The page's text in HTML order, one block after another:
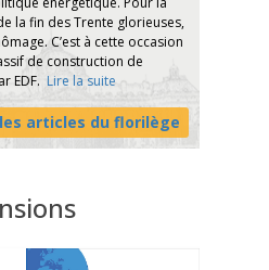
la fin des Trente glorieuses,
C’est à cette occasion
de construction de
EDF. Lire la suite
articles du florilège